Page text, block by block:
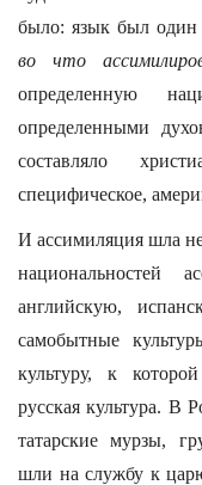
было: язык был
во что
определенную
определенными
составляло
специфическое,
И ассимиляция шла
национальностей
английскую,
самобытные
культуру, к
русская культура. В
татарские мурзы,
шли на службу к